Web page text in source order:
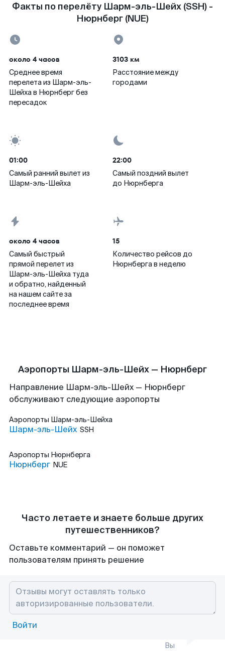
Факты по перелёту Шарм-эль-Шейх (SSH) -
Нюрнберг (NUE)
около 4 часов
Среднее время
перелета из Шарм-эль-
Шейха в Нюрнберг без
пересадок
3103 км
Расстояние между
городами
01:00
Самый ранний вылет из
Шарм-эль-Шейха
22:00
Самый поздний вылет
до Нюрнберга
около 4 часов
Самый быстрый
прямой перелет из
Шарм-эль-Шейха туда
и обратно, найденный
на нашем сайте за
последнее время
15
Количество рейсов до
Нюрнберга в неделю
Аэропорты Шарм-эль-Шейх — Нюрнберг
Направление Шарм-эль-Шейх — Нюрнберг
обслуживают следующие аэропорты
Аэропорты Шарм-эль-Шейха
Шарм-эль-Шейх SSH
Аэропорты Нюрнберга
Нюрнберг NUE
Часто летаете и знаете больше других
путешественников?
Оставьте комментарий — он поможет
пользователям принять решение
Войти
Вы